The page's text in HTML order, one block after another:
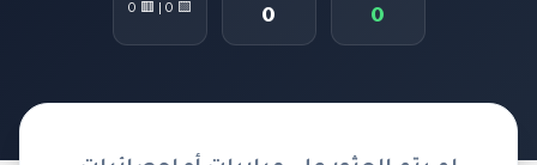
0
0
🟨 0 | 🟥 0